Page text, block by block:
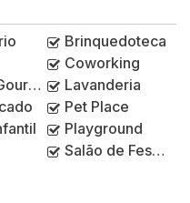
Brinquedoteca
Coworking
Lavanderia
Pet Place
Playground
Salão de Festas